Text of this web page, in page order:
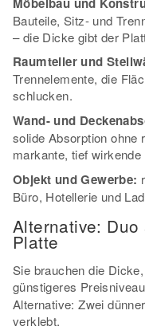
Bauteile, Sitz- und
– die Dicke gibt der
Raumteiler und
Trennelemente, die
schlucken.
Wand- und
solide Absorption ohne
markante, tief wirkende
Objekt und Gewerbe:
Büro, Hotellerie und
Alternative: Duo
Platte
Sie brauchen die
günstigeres
Alternative: Zwei
verklebt.